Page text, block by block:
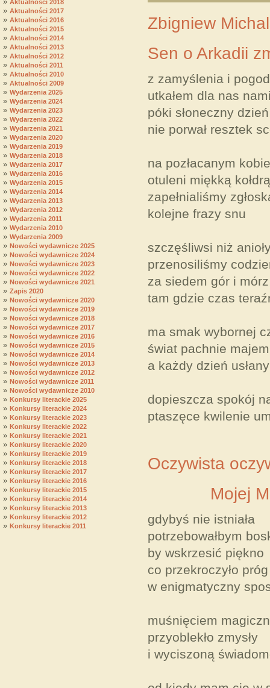
Aktualności 2018
» Aktualności 2017
» Aktualności 2016
» Aktualności 2015
» Aktualności 2014
» Aktualności 2013
» Aktualności 2012
» Aktualności 2011
» Aktualności 2010
» Aktualności 2009
» Wydarzenia 2025
» Wydarzenia 2024
» Wydarzenia 2023
» Wydarzenia 2022
» Wydarzenia 2021
» Wydarzenia 2020
» Wydarzenia 2019
» Wydarzenia 2018
» Wydarzenia 2017
» Wydarzenia 2016
» Wydarzenia 2015
» Wydarzenia 2014
» Wydarzenia 2013
» Wydarzenia 2012
» Wydarzenia 2011
» Wydarzenia 2010
» Wydarzenia 2009
» Nowości wydawnicze 2025
» Nowości wydawnicze 2024
» Nowości wydawnicze 2023
» Nowości wydawnicze 2022
» Nowości wydawnicze 2021
» Zapis 2020
» Nowości wydawnicze 2020
» Nowości wydawnicze 2019
» Nowości wydawnicze 2018
» Nowości wydawnicze 2017
» Nowości wydawnicze 2016
» Nowości wydawnicze 2015
» Nowości wydawnicze 2014
» Nowości wydawnicze 2013
» Nowości wydawnicze 2012
» Nowości wydawnicze 2011
» Nowości wydawnicze 2010
» Konkursy literackie 2025
» Konkursy literackie 2024
» Konkursy literackie 2023
» Konkursy literackie 2022
» Konkursy literackie 2021
» Konkursy literackie 2020
» Konkursy literackie 2019
» Konkursy literackie 2018
» Konkursy literackie 2017
» Konkursy literackie 2016
» Konkursy literackie 2015
» Konkursy literackie 2014
» Konkursy literackie 2013
» Konkursy literackie 2012
» Konkursy literackie 2011
Zbigniew
Sen o Arkadii
z zamyślenia i
utkałem dla nas
póki słoneczny dzień
nie porwał resztek
na pozłacanym
otuleni miękką
zapełnialiśmy
kolejne frazy snu
szczęśliwsi niż
przenosiliśmy
za siedem gór i mórz
tam gdzie czas
ma smak wybornej
świat pachnie majem
a każdy dzień
dopieszcza spokój
ptaszęce kwilenie
Oczywista
Mojej
gdybyś nie istniała
potrzebowałbym
by wskrzesić piękno
co przekroczyło
w enigmatyczny
muśnięciem
przyoblekło zmysły
i wyciszoną